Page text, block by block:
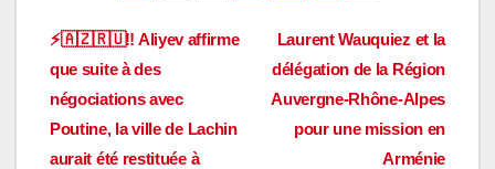
Navigation
de
l’article
Laurent Wauquiez et la
délégation de la Région
Auvergne-Rhône-Alpes
pour une mission en
Arménie
⚡️🇦🇿🇷🇺‼️ Aliyev affirme
que suite à des
négociations avec
Poutine, la ville de Lachin
aurait été restituée à